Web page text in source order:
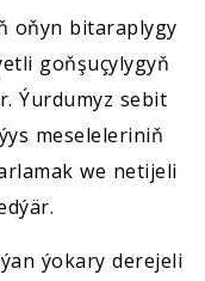
oňyn bitaraplygy
goňşuçylygyň
Ýurdumyz sebit
meseleleriniň
we netijeli
ýokary derejeli